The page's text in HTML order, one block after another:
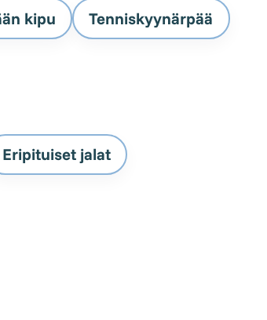
kipu Tenniskyynärpää
Eripituiset jalat